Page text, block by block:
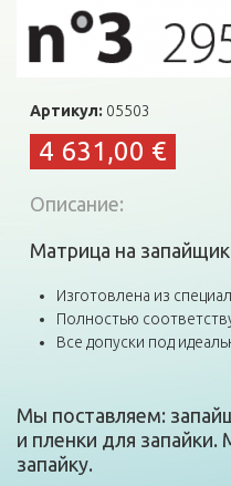
Артикул: 05503
4 631,00 €
Описание:
Матрица на
Изготовлена из
Полностью
Все допуски под
Мы поставляем:
и пленки для
запайку.